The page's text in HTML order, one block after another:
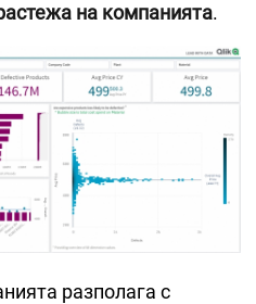
на компанията.
разполага с